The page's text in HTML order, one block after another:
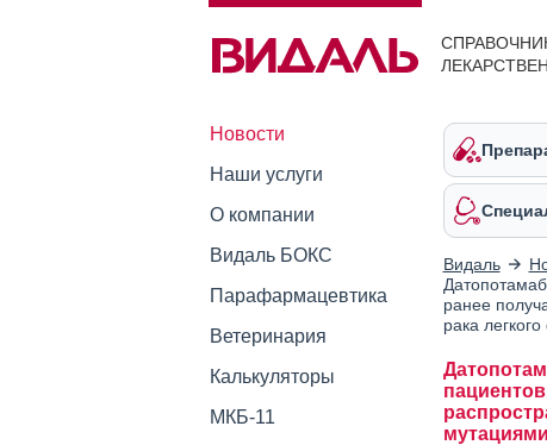
Новости
Наши услуги
О компании
Видаль БОКС
Парафармацевтика
Ветеринария
Калькуляторы
МКБ-11
Видаль
ранее
рака